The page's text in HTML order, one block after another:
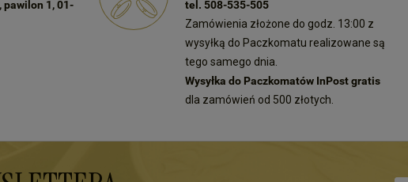
pawilon 1, 01-
tel. 508-535-505
Zamówienia złożone do godz. 13:00 z
wysyłką do Paczkomatu realizowane są
tego samego dnia.
Wysyłka do Paczkomatów InPost gratis
dla zamówień od 500 złotych.